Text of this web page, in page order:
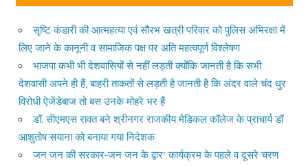
सृष्टि कंडारी की आत्महत्या एवं सौरभ खत्री परिवार को पुलिस अभिरक्षा में
लिए जाने के कानूनी व सामाजिक पक्ष पर अति महत्वपूर्ण विश्लेषण
भाजपा कभी भी देशवासियों से नहीं लड़ती क्योंकि जानती है कि सभी
देशवासी अपने ही हैं, बाहरी ताकतों से लड़ती है जानती है कि अंदर वाले चंद धुर
विरोधी ऐजेंडेबाज तो बस उनके मोहरे भर हैं
डॉ. सीएमएस रावत बने श्रीनगर राजकीय मेडिकल कॉलेज के प्राचार्य डॉ
आशुतोष सयाना को बनाया गया निदेशक
जन जन की सरकार-जन जन के द्वार’ कार्यक्रम के पहले व दूसरे चरण